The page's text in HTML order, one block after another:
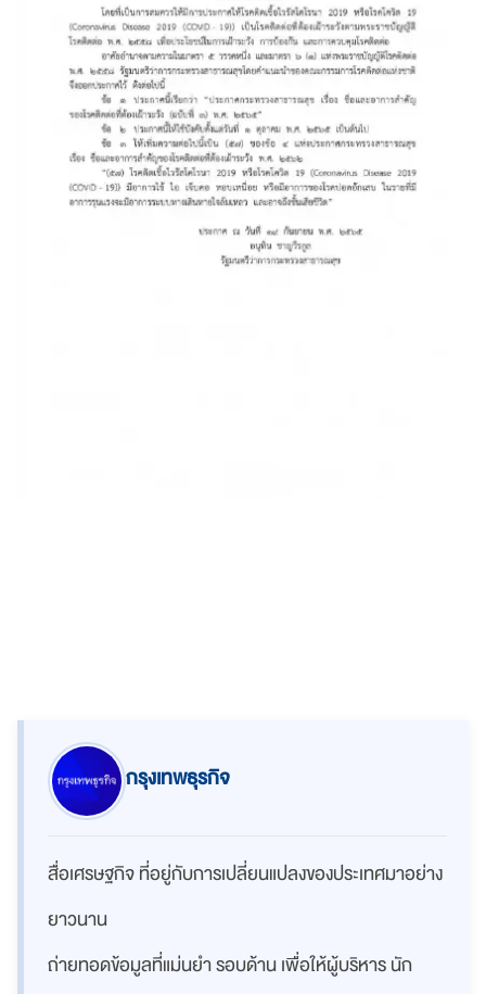
กรุงเทพธุรกิจ
สื่อเศรษฐกิจ ที่อยู่กับการเปลี่ยนแปลงของประเทศมาอย่าง
ยาวนาน
ถ่ายทอดข้อมูลที่แม่นยำ รอบด้าน เพื่อให้ผู้บริหาร นัก